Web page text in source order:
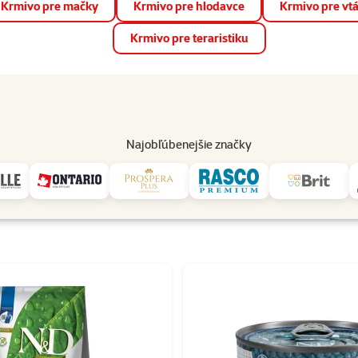
📱 Stiahnite si novú aplikáciu Super zoo.Viac informácií
Krmivo pre mačky Krmivo pre hlodavce Krmivo pre
Krmivo pre teraristiku
Najobľúbenejšie značky
Predajne Služby
N&D